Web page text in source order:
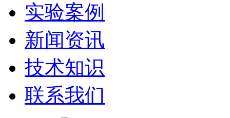
实验案例
新闻资讯
技术知识
联系我们